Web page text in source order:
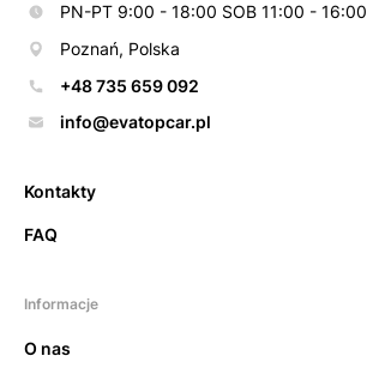
PN-PT 9:00 - 18:00 SOB 11:00 - 16:00
Poznań, Polska
+48 735 659 092
info@evatopcar.pl
Kontakty
FAQ
Informacje
O nas